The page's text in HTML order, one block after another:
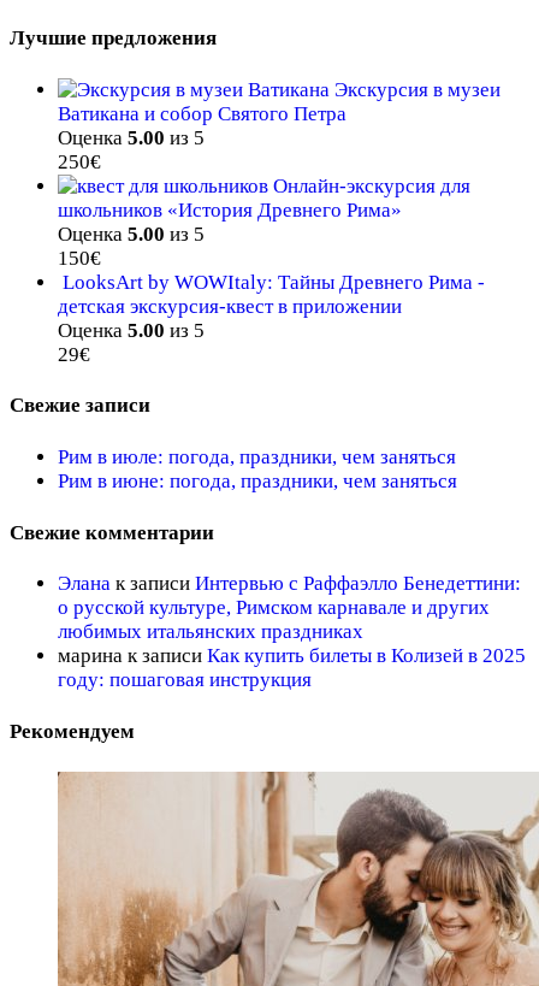
Лучшие предложения
Экскурсия в музеи
Ватикана и собор Святого Петра
Оценка 5.00 из 5
250€
Онлайн-экскурсия для
школьников «История Древнего Рима»
Оценка 5.00 из 5
150€
LooksArt by WOWItaly: Тайны Древнего Рима -
детская экскурсия-квест в приложении
Оценка 5.00 из 5
29€
Свежие записи
Рим в июле: погода, праздники, чем заняться
Рим в июне: погода, праздники, чем заняться
Свежие комментарии
Элана к записи Интервью с Раффаэлло Бенедеттини:
о русской культуре, Римском карнавале и других
любимых итальянских праздниках
марина к записи Как купить билеты в Колизей в 2025
году: пошаговая инструкция
Рекомендуем